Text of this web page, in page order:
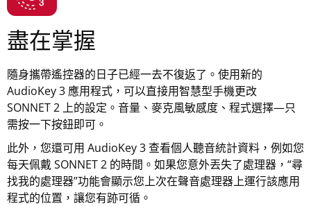
盡在掌握
隨身攜帶遙控器的日子已經一去不復返了。使用新的
AudioKey 3 應用程式，可以直接用智慧型手機更改
SONNET 2 上的設定。音量、麥克風敏感度、程式選擇—只
需按一下按鈕即可。
此外，您還可用 AudioKey 3 查看個人聽音統計資料，例如您
每天佩戴 SONNET 2 的時間。如果您意外丟失了處理器，“尋
找我的處理器”功能會顯示您上次在聲音處理器上運行該應用
程式的位置，讓您有跡可循。